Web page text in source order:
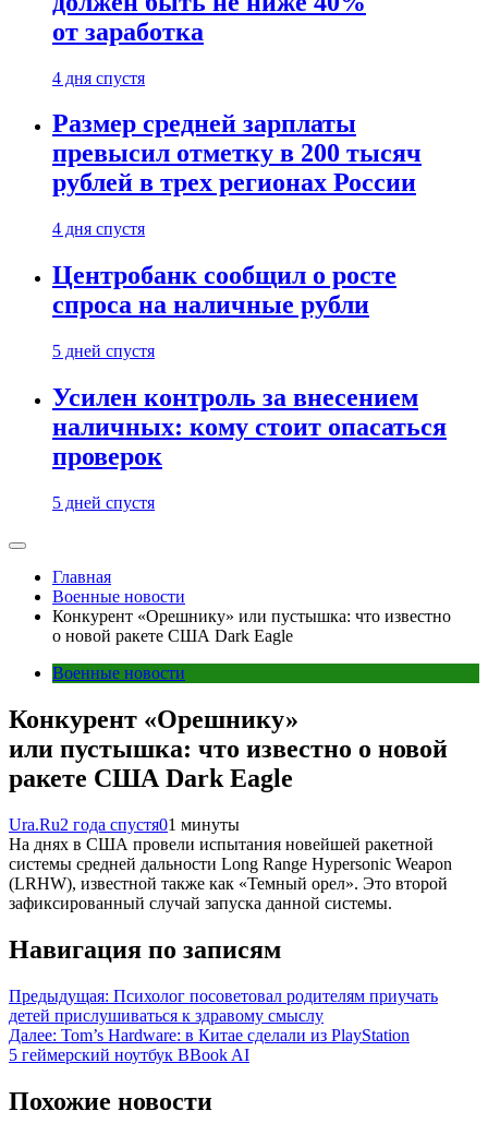
от заработка
4 дня спустя
Размер средней зарплаты
превысил отметку в 200 тысяч
рублей в трех регионах России
4 дня спустя
Центробанк сообщил о росте
спроса на наличные рубли
5 дней спустя
Усилен контроль за внесением
наличных: кому стоит опасаться
проверок
5 дней спустя
Главная
Военные новости
Конкурент «Орешнику» или пустышка: что известно
о новой ракете США Dark Eagle
Военные новости
Конкурент «Орешнику»
или пустышка: что известно о новой
ракете США Dark Eagle
Ura.Ru2 года спустя01 минуты
На днях в США провели испытания новейшей ракетной
системы средней дальности Long Range Hypersonic Weapon
(LRHW), известной также как «Темный орел». Это второй
зафиксированный случай запуска данной системы.
Навигация по записям
Предыдущая: Психолог посоветовал родителям приучать
детей прислушиваться к здравому смыслу
Далее: Tom’s Hardware: в Китае сделали из PlayStation
5 геймерский ноутбук BBook AI
Похожие новости